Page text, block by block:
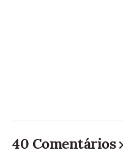
40 Comentários